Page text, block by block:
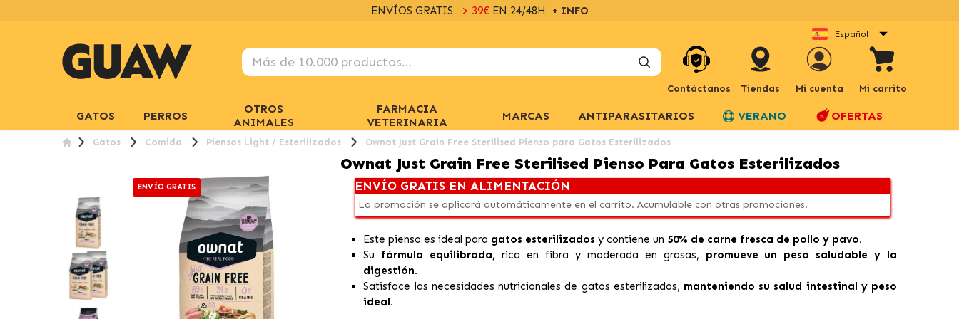
ENVÍOS GRATIS > 39€EN 24/48H + INFO
Español
Contáctanos Tiendas Mi cuenta Mi carrito
GATOS PERROS
OTROS
ANIMALES
FARMACIA
VETERINARIA
MARCAS ANTIPARASITARIOS VERANO OFERTAS
Gatos Comida Piensos Light / Esterilizados Ownat Just Grain Free Sterilised Pienso para Gatos Esterilizados
Ownat Just Grain Free Sterilised Pienso Para Gatos Esterilizados
ENVÍO GRATIS ENVÍO GRATIS EN ALIMENTACIÓN
La promoción se aplicará automáticamente en el carrito. Acumulable con otras promociones.
Este pienso es ideal para gatos esterilizados y contiene un 50% de carne fresca de pollo y pavo.
Su fórmula equilibrada, rica en fibra y moderada en grasas, promueve un peso saludable y la
digestión.
Satisface las necesidades nutricionales de gatos esterilizados, manteniendo su salud intestinal y peso
ideal.